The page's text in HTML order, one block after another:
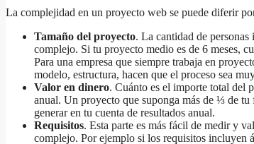
La complejidad en un proyecto web se puede diferir
Tamaño del proyecto. La cantidad de
complejo. Si tu proyecto medio es de 6 meses,
Para una empresa que siempre trabaja en
modelo, estructura, hacen que el proceso sea
Valor en dinero. Cuánto es el importe total del
anual. Un proyecto que suponga más de ⅓ de
generar en tu cuenta de resultados anual.
Requisitos. Esta parte es más fácil de medir y
complejo. Por ejemplo si los requisitos incluyen